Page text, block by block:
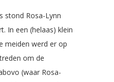
stond Rosa-Lynn
In een (helaas) klein
meiden werd er op
om de
(waar Rosa-